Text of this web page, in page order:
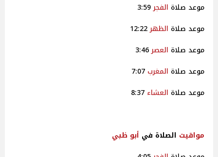
موعد صلاة الفجر3:59
موعد صلاة الظهر12:22
موعد صلاة العصر3:46
موعد صلاة المغرب
موعد صلاة العشاء
مواقيت الصلاة في أبو ظبي